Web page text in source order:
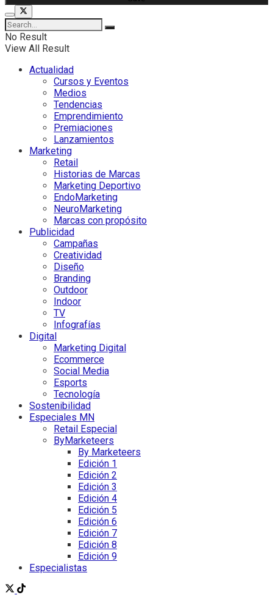
No Result
View All Result
Actualidad
Cursos y Eventos
Medios
Tendencias
Emprendimiento
Premiaciones
Lanzamientos
Marketing
Retail
Historias de Marcas
Marketing Deportivo
EndoMarketing
NeuroMarketing
Marcas con propósito
Publicidad
Campañas
Creatividad
Diseño
Branding
Outdoor
Indoor
TV
Infografías
Digital
Marketing Digital
Ecommerce
Social Media
Esports
Tecnología
Sostenibilidad
Especiales MN
Retail Especial
ByMarketeers
By Marketeers
Edición 1
Edición 2
Edición 3
Edición 4
Edición 5
Edición 6
Edición 7
Edición 8
Edición 9
Especialistas